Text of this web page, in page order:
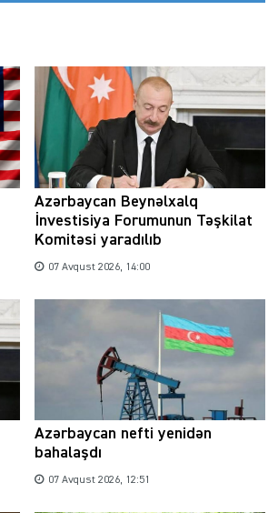
Azərbaycan Beynəlxalq
İnvestisiya Forumunun Təşkilat
Komitəsi yaradılıb
07 Avqust 2026, 14:00
Azərbaycan nefti yenidən
bahalaşdı
07 Avqust 2026, 12:51